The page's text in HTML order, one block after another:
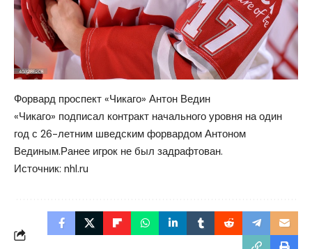
Форвард проспект «Чикаго» Антон Ведин
«Чикаго» подписал контракт начального уровня на один
год с 26-летним шведским форвардом Антоном
Вединым.Ранее игрок не был задрафтован.
Источник: nhl.ru